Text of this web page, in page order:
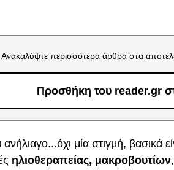
Ανακαλύψτε περισσότερα άρθρα στα
Προσθήκη του reader.gr
ανήλιαγο...όχι μία στιγμή, βασικά
ηλιοθεραπείας, μακροβουτίων